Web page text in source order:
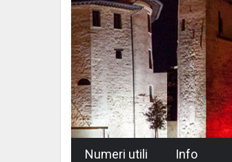
Numeri utili Info